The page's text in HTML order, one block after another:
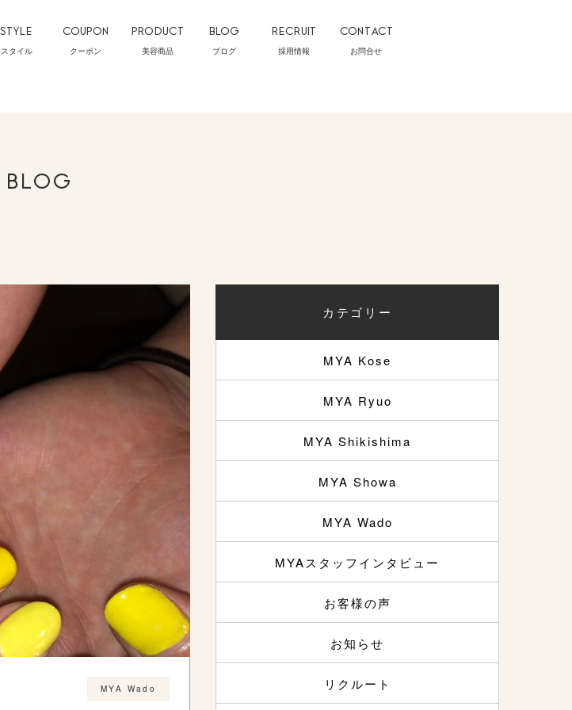
STYLE
スタイル
COUPON
クーポン
PRODUCT
美容商品
BLOG
ブログ
RECRUIT
採用情報
CONTACT
お問合せ
BLOG
MYA Wado
カテゴリー
MYA Kose
MYA Ryuo
MYA Shikishima
MYA Showa
MYA Wado
MYAスタッフインタビュー
お客様の声
お知らせ
リクルート